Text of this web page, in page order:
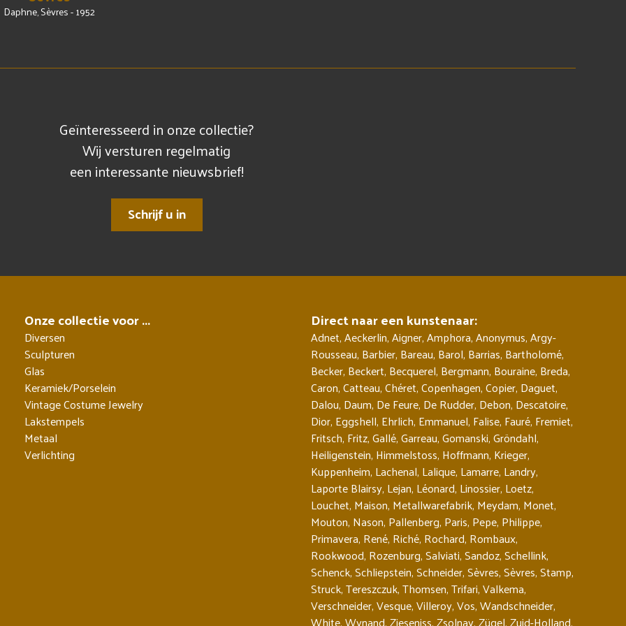
Daphne, Sèvres - 1952
Geïnteresseerd in onze collectie?
Wij versturen regelmatig
een interessante nieuwsbrief!
Schrijf u in
Onze collectie voor ...
Diversen
Sculpturen
Glas
Keramiek/Porselein
Vintage Costume Jewelry
Lakstempels
Metaal
Verlichting
Direct naar een kunstenaar:
Adnet,Aeckerlin,Aigner,Amphora,Anonymus,Argy-
Rousseau, Barbier, Bareau, Barol, Barrias, Bartholomé,
Becker, Beckert, Becquerel, Bergmann, Bouraine, Breda,
Caron,Catteau,Chéret,Copenhagen,Copier, Daguet,
Dalou, Daum, De Feure, De Rudder, Debon, Descatoire,
Dior, Eggshell, Ehrlich, Emmanuel, Falise, Fauré, Fremiet,
Fritsch, Fritz,Gallé,Garreau,Gomanski,Gröndahl,
Heiligenstein, Himmelstoss, Hoffmann, Krieger,
Kuppenheim, Lachenal, Lalique, Lamarre, Landry,
Laporte Blairsy, Lejan, Léonard, Linossier, Loetz,
Louchet, Maison, Metallwarefabrik, Meydam, Monet,
Mouton, Nason, Pallenberg, Paris, Pepe, Philippe,
Primavera, René, Riché, Rochard, Rombaux,
Rookwood, Rozenburg,Salviati,Sandoz,Schellink,
Schenck,Schliepstein,Schneider,Sèvres,Sèvres,Stamp,
Struck,Tereszczuk,Thomsen,Trifari,Valkema,
Verschneider,Vesque,Villeroy,Vos,Wandschneider,